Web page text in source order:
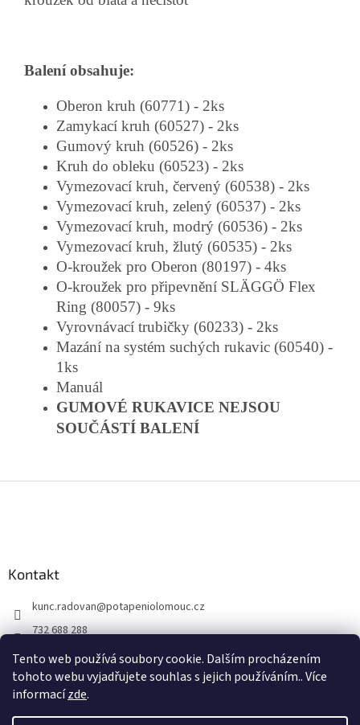
Tento web používá soubory cookie. Dalším procházením
tohoto webu vyjadřujete souhlas s jejich používáním.. Více
informacízde.
Balení obsahuje:
Oberon kruh (60771) - 2ks
Zamykací kruh (60527) - 2ks
Gumový kruh (60526) - 2ks
Kruh do obleku (60523) - 2ks
Vymezovací kruh, červený (60538) - 2ks
Vymezovací kruh, zelený (60537) - 2ks
Vymezovací kruh, modrý (60536) - 2ks
Vymezovací kruh, žlutý (60535) - 2ks
O-kroužek pro Oberon (80197) - 4ks
O-kroužek pro připevnění SLÄGGÖ Flex
Ring (80057) - 9ks
Vyrovnávací trubičky (60233) - 2ks
Mazání na systém suchých rukavic (60540) -
1ks
Manuál
GUMOVÉ RUKAVICE NEJSOU
SOUČÁSTÍ BALENÍ
Kontakt
kunc.radovan@potapeniolomouc.cz
732 688 288
Facebook